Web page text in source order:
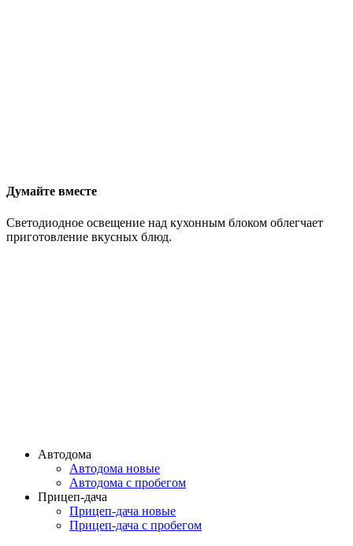
Думайте вместе
Светодиодное освещение над кухонным блоком облегчает
приготовление вкусных блюд.
Автодома
Автодома новые
Автодома с пробегом
Прицеп-дача
Прицеп-дача новые
Прицеп-дача с пробегом